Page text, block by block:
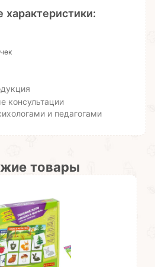
характеристики:
консультации
и педагогами
товары